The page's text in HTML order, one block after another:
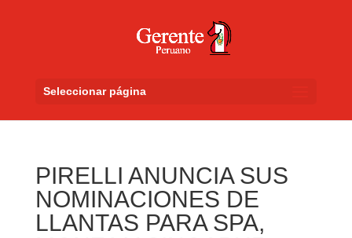
Seleccionar página
PIRELLI ANUNCIA SUS
NOMINACIONES DE
LLANTAS PARA SPA,